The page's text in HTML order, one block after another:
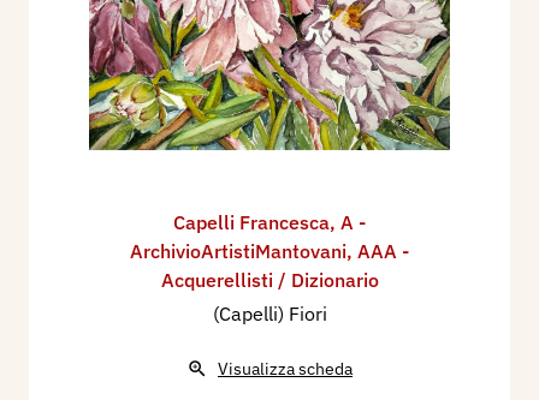
Capelli Francesca, A -
ArchivioArtistiMantovani, AAA -
Acquerellisti / Dizionario
(Capelli) Fiori
Visualizza scheda